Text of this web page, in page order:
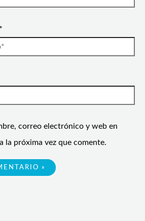
correo electrónico y web en
la próxima vez que comente.